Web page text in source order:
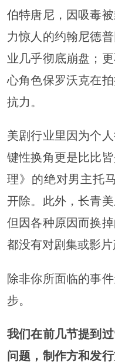
伯特唐尼，因吸毒
力惊人的约翰尼德
业几乎彻底崩盘；
心角色保罗沃克在
抗力。
美剧行业里因为个
键性换角更是比比
理》的绝对男主托
开除。此外，长青
但因各种原因而换
都没有对剧集或影片
除非你所面临的事
步。
我们在前几节提到
问题，制作方和发